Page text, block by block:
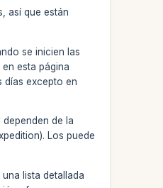
así que están
se inicien las
esta página
días excepto en
de la
Los puede
lista detallada